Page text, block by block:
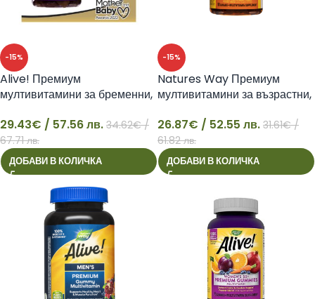
-15%
29
Alive! Премиум
мултивитамини за бременни,
29.43€ / 57.56 лв. 34.62€/
67.71 лв.
ДОБАВИ В КОЛИЧКА
-15%
26
Natures Way Премиум
мултивитамини за възрастни,
Алайв!
26.87€ / 52.55 лв. 31.61€/
61.82 лв.
ДОБАВИ В КОЛИЧКА